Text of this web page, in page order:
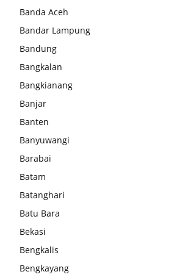
Banda Aceh
Bandar Lampung
Bandung
Bangkalan
Bangkianang
Banjar
Banten
Banyuwangi
Barabai
Batam
Batanghari
Batu Bara
Bekasi
Bengkalis
Bengkayang